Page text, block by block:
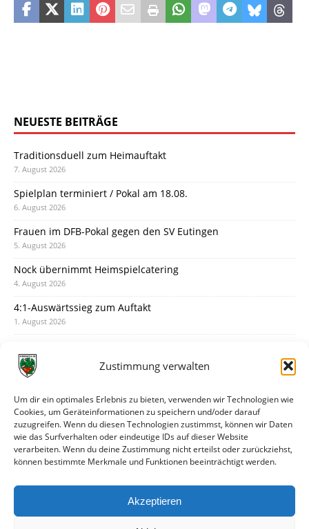
Zustimmung verwalten
Um dir ein optimales Erlebnis zu bieten, verwenden wir Technologien wie
Cookies, um Geräteinformationen zu speichern und/oder darauf
zuzugreifen. Wenn du diesen Technologien zustimmst, können wir Daten
wie das Surfverhalten oder eindeutige IDs auf dieser Website
verarbeiten. Wenn du deine Zustimmung nicht erteilst oder zurückziehst,
können bestimmte Merkmale und Funktionen beeinträchtigt werden.
Akzeptieren
NEUESTE BEITRÄGE
Traditionsduell zum Heimauftakt
7. August 2026
Spielplan terminiert / Pokal am 18.08.
6. August 2026
Frauen im DFB-Pokal gegen den SV Eutingen
5. August 2026
Nock übernimmt Heimspielcatering
4. August 2026
4:1-Auswärtssieg zum Auftakt
1. August 2026
31. Juli 2026
30. Juli 2026
Deine Spielminute: 89+1
28. Juli 2026
Neuer Rückensponsor
Neue Podcast-Folge: So tickt Björn!
27. Juli 2026